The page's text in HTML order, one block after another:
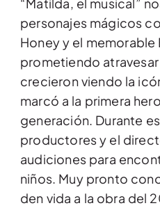
“Matilda, el musical”
personajes mágicos
Honey y el
prometiendo
crecieron viendo la
marcó a la primera
generación. Durante
productores y el
audiciones para
niños. Muy pronto
den vida a la obra del